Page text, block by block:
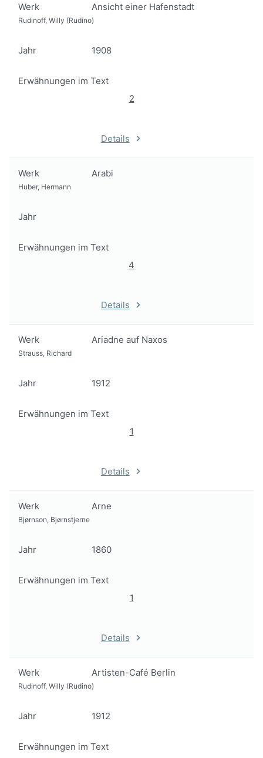
Werk Ansicht einer Hafenstadt
Rudinoff, Willy (Rudino)
Jahr 1908
Erwähnungen im Text
2
Details
Werk Arabi
Huber, Hermann
Jahr
Erwähnungen im Text
4
Details
Werk Ariadne auf Naxos
Strauss, Richard
Jahr 1912
Erwähnungen im Text
1
Details
Werk Arne
Bjørnson, Bjørnstjerne
Jahr 1860
Erwähnungen im Text
1
Details
Werk Artisten-Café Berlin
Rudinoff, Willy (Rudino)
Jahr 1912
Erwähnungen im Text